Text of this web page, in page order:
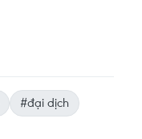
#đại dịch